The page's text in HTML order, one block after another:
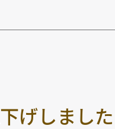
下げしま した